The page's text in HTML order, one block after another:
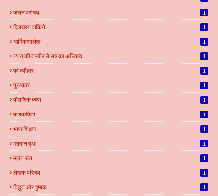
जीवन परीचय 1
दिलचस्प वाकिये 1
धार्मिकआलेख 1
न्याय की तस्वीर से सच का अस्तित्व 1
पर्व त्यौहार 1
पुरस्कार 1
पौराणिक कथा 1
बालकविता 1
भाषा शिक्षण 1
मतदान हुआ 1
महान संत 1
लेखक परिचय 1
विद्धुत और चुम्बक 1